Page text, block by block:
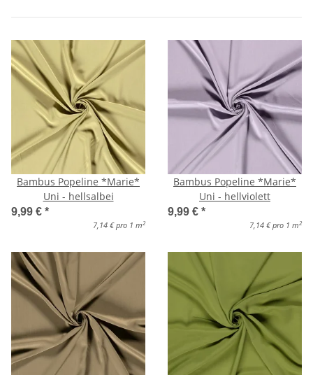
Bambus Popeline *Marie*
Uni - hellsalbei
9,99 € *
7,14 € pro 1 m 2
Bambus Popeline *Marie*
Uni - hellviolett
9,99 € *
7,14 € pro 1 m 2